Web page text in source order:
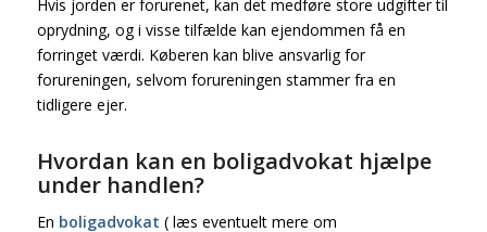
Hvis jorden er forurenet, kan det medføre store udgifter til
oprydning, og i visse tilfælde kan ejendommen få en
forringet værdi. Køberen kan blive ansvarlig for
forureningen, selvom forureningen stammer fra en
tidligere ejer.
Hvordan kan en boligadvokat hjælpe
under handlen?
En boligadvokat ( læs eventuelt mere om